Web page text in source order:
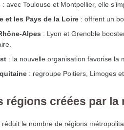
: avec Toulouse et Montpellier, elle
et les Pays de la Loire : offrent un
Alpes : Lyon et Grenoble
: la nouvelle organisation favorise la
: regroupe Poitiers, Limoges
régions créées par
le nombre de régions